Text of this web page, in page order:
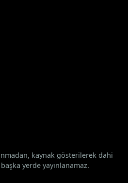
kaynak gösterilerek dahi
yerde yayınlanamaz.